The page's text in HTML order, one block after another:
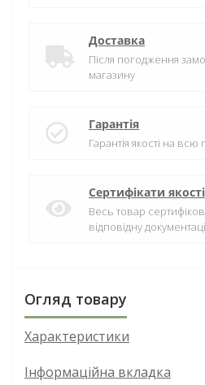
Доставка
Після погодження
магазину
Гарантія
Гарантія якості на всю
Сертифікати якості
Весь товар
відповідну
Огляд товару
Характеристики
Інформаційна вкладка